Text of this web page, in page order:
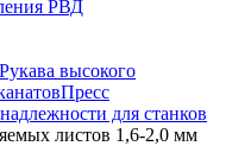
РВД
Рукава высокого
Пресс
для станков
листов 1,6-2,0 мм